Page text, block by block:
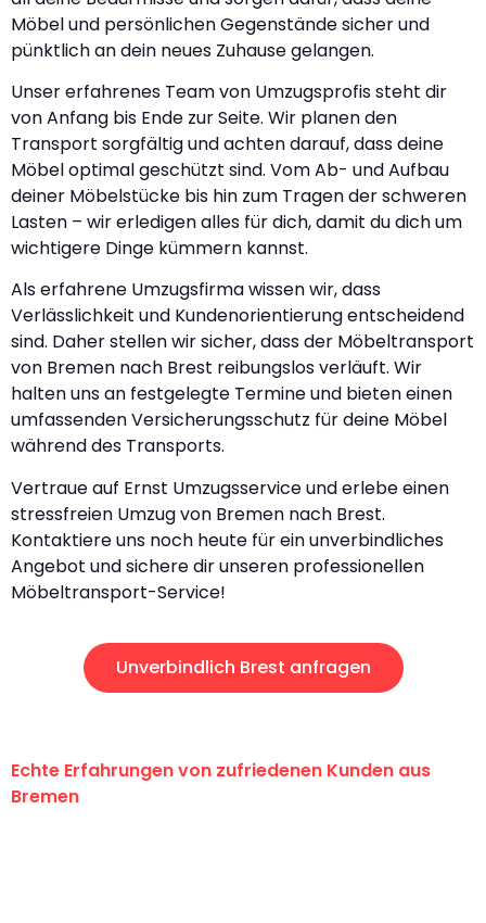
Möbel und persönlichen Gegenstände sicher und
pünktlich an dein neues Zuhause gelangen.
Unser erfahrenes Team von Umzugsprofis steht dir
von Anfang bis Ende zur Seite. Wir planen den
Transport sorgfältig und achten darauf, dass deine
Möbel optimal geschützt sind. Vom Ab- und Aufbau
deiner Möbelstücke bis hin zum Tragen der schweren
Lasten – wir erledigen alles für dich, damit du dich um
wichtigere Dinge kümmern kannst.
Als erfahrene Umzugsfirma wissen wir, dass
Verlässlichkeit und Kundenorientierung entscheidend
sind. Daher stellen wir sicher, dass der Möbeltransport
von Bremen nach Brest reibungslos verläuft. Wir
halten uns an festgelegte Termine und bieten einen
umfassenden Versicherungsschutz für deine Möbel
während des Transports.
Vertraue auf Ernst Umzugsservice und erlebe einen
stressfreien Umzug von Bremen nach Brest.
Kontaktiere uns noch heute für ein unverbindliches
Angebot und sichere dir unseren professionellen
Möbeltransport-Service!
Unverbindlich Brest anfragen
Echte Erfahrungen von zufriedenen Kunden aus
Bremen